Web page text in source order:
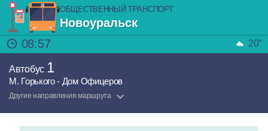
ОБЩЕСТВЕННЫЙ ТРАНСПОРТ
Новоуральск
08:57
20°
Автобус 1
М. Горького - Дом Офицеров
Другие направления маршрута